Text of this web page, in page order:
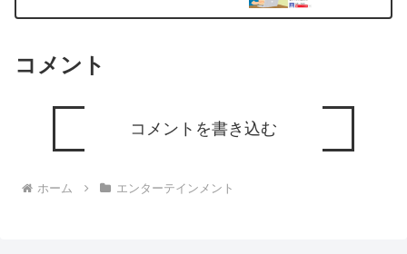
コメント
コメントを書き込む
ホーム エンターテインメント